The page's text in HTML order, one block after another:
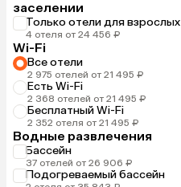
заселении
Только отели для взрослых
4 отеля от 24 456 ₽
Wi-Fi
Все отели
2 975 отелей от 21 495 ₽
Есть Wi-Fi
2 368 отелей от 21 495 ₽
Бесплатный Wi-Fi
2 352 отеля от 21 495 ₽
Водные развлечения
Бассейн
37 отелей от 26 906 ₽
Подогреваемый бассейн